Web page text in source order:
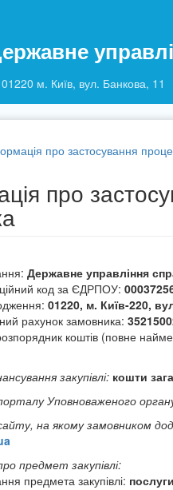
01220 м. Київ, вул. Банкова,
про застосування
про
Державне управління
код за ЄДРПОУ:
01220, м. Київ-220,
рахунок замовника:
коштів (повне
закупівлі: кошти
Уповноваженого
на якому замовником
предмет закупівлі:
предмета закупівлі: